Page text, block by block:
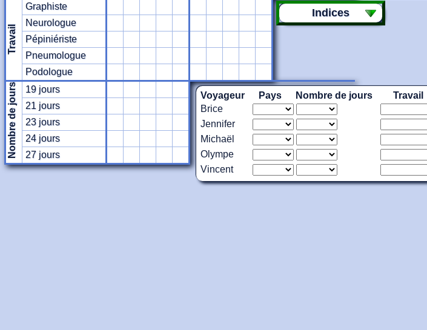
Travail
Graphiste
Neurologue
Pépiniériste
Pneumologue
Podologue
Nombre de jours
19 jours
21 jours
23 jours
24 jours
27 jours
Indices
Voyageur Pays Nombre de jours
Travail
Brice
Jennifer
Michaël
Olympe
Vincent